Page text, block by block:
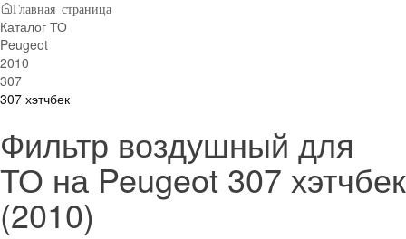
Главная страница
Каталог ТО
Peugeot
2010
307
307 хэтчбек
Фильтр воздушный для
ТО на Peugeot 307 хэтчбек
(2010)